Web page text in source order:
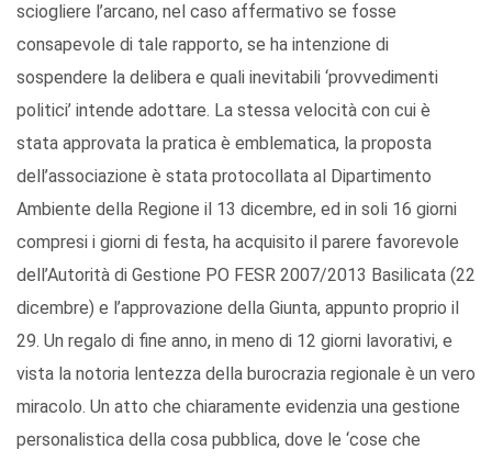
sciogliere l’arcano, nel caso affermativo se fosse
consapevole di tale rapporto, se ha intenzione di
sospendere la delibera e quali inevitabili ‘provvedimenti
politici’ intende adottare. La stessa velocità con cui è
stata approvata la pratica è emblematica, la proposta
dell’associazione è stata protocollata al Dipartimento
Ambiente della Regione il 13 dicembre, ed in soli 16 giorni
compresi i giorni di festa, ha acquisito il parere favorevole
dell’Autorità di Gestione PO FESR 2007/2013 Basilicata (22
dicembre) e l’approvazione della Giunta, appunto proprio il
29. Un regalo di fine anno, in meno di 12 giorni lavorativi, e
vista la notoria lentezza della burocrazia regionale è un vero
miracolo. Un atto che chiaramente evidenzia una gestione
personalistica della cosa pubblica, dove le ‘cose che